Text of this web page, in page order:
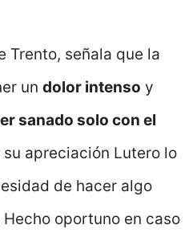
Trento, señala que la
un dolor intenso y
sanado solo con el
su apreciación Lutero lo
de hacer algo
oportuno en caso